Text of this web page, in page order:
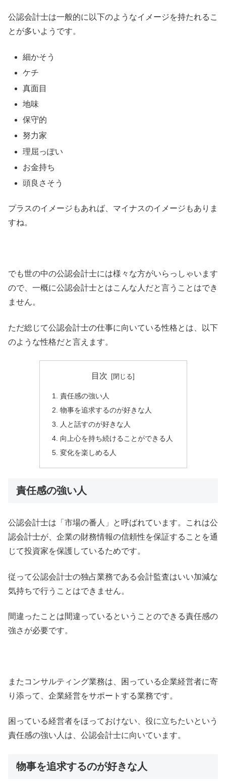
公認会計士は一般的に以下のようなイメージを持たれるこ
とが多いようです。
細かそう
ケチ
真面目
地味
保守的
努力家
理屈っぽい
お金持ち
頭良さそう
プラスのイメージもあれば、マイナスのイメージもありま
すね。
でも世の中の公認会計士には様々な方がいらっしゃいます
ので、一概に公認会計士とはこんな人だと言うことはでき
ません。
ただ総じて公認会計士の仕事に向いている性格とは、以下
のような性格だと言えます。
目次
責任感の強い人
物事を追求するのが好きな人
人と話すのが好きな人
向上心を持ち続けることができる人
変化を楽しめる人
責任感の強い人
公認会計士は「市場の番人」と呼ばれています。これは公
認会計士が、企業の財務情報の信頼性を保証することを通
じて投資家を保護しているためです。
従って公認会計士の独占業務である会計監査はいい加減な
気持ちで行うことはできません。
間違ったことは間違っているということのできる責任感の
強さが必要です。
またコンサルティング業務は、困っている企業経営者に寄
り添って、企業経営をサポートする業務です。
困っている経営者をほっておけない、役に立ちたいという
責任感の強い人は、公認会計士に向いています。
物事を追求するのが好きな人